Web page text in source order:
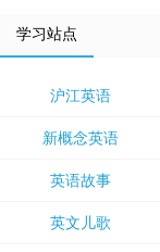
学习站点
沪江英语
新概念英语
英语故事
英文儿歌